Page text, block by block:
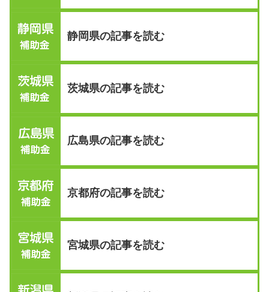
静岡県の記事を読む
茨城県の記事を読む
広島県の記事を読む
京都府の記事を読む
宮城県の記事を読む